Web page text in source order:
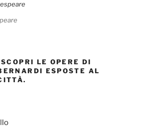
LE OPERE DI
ESPOSTE AL